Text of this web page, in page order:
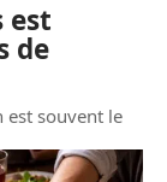
est
de
est souvent le